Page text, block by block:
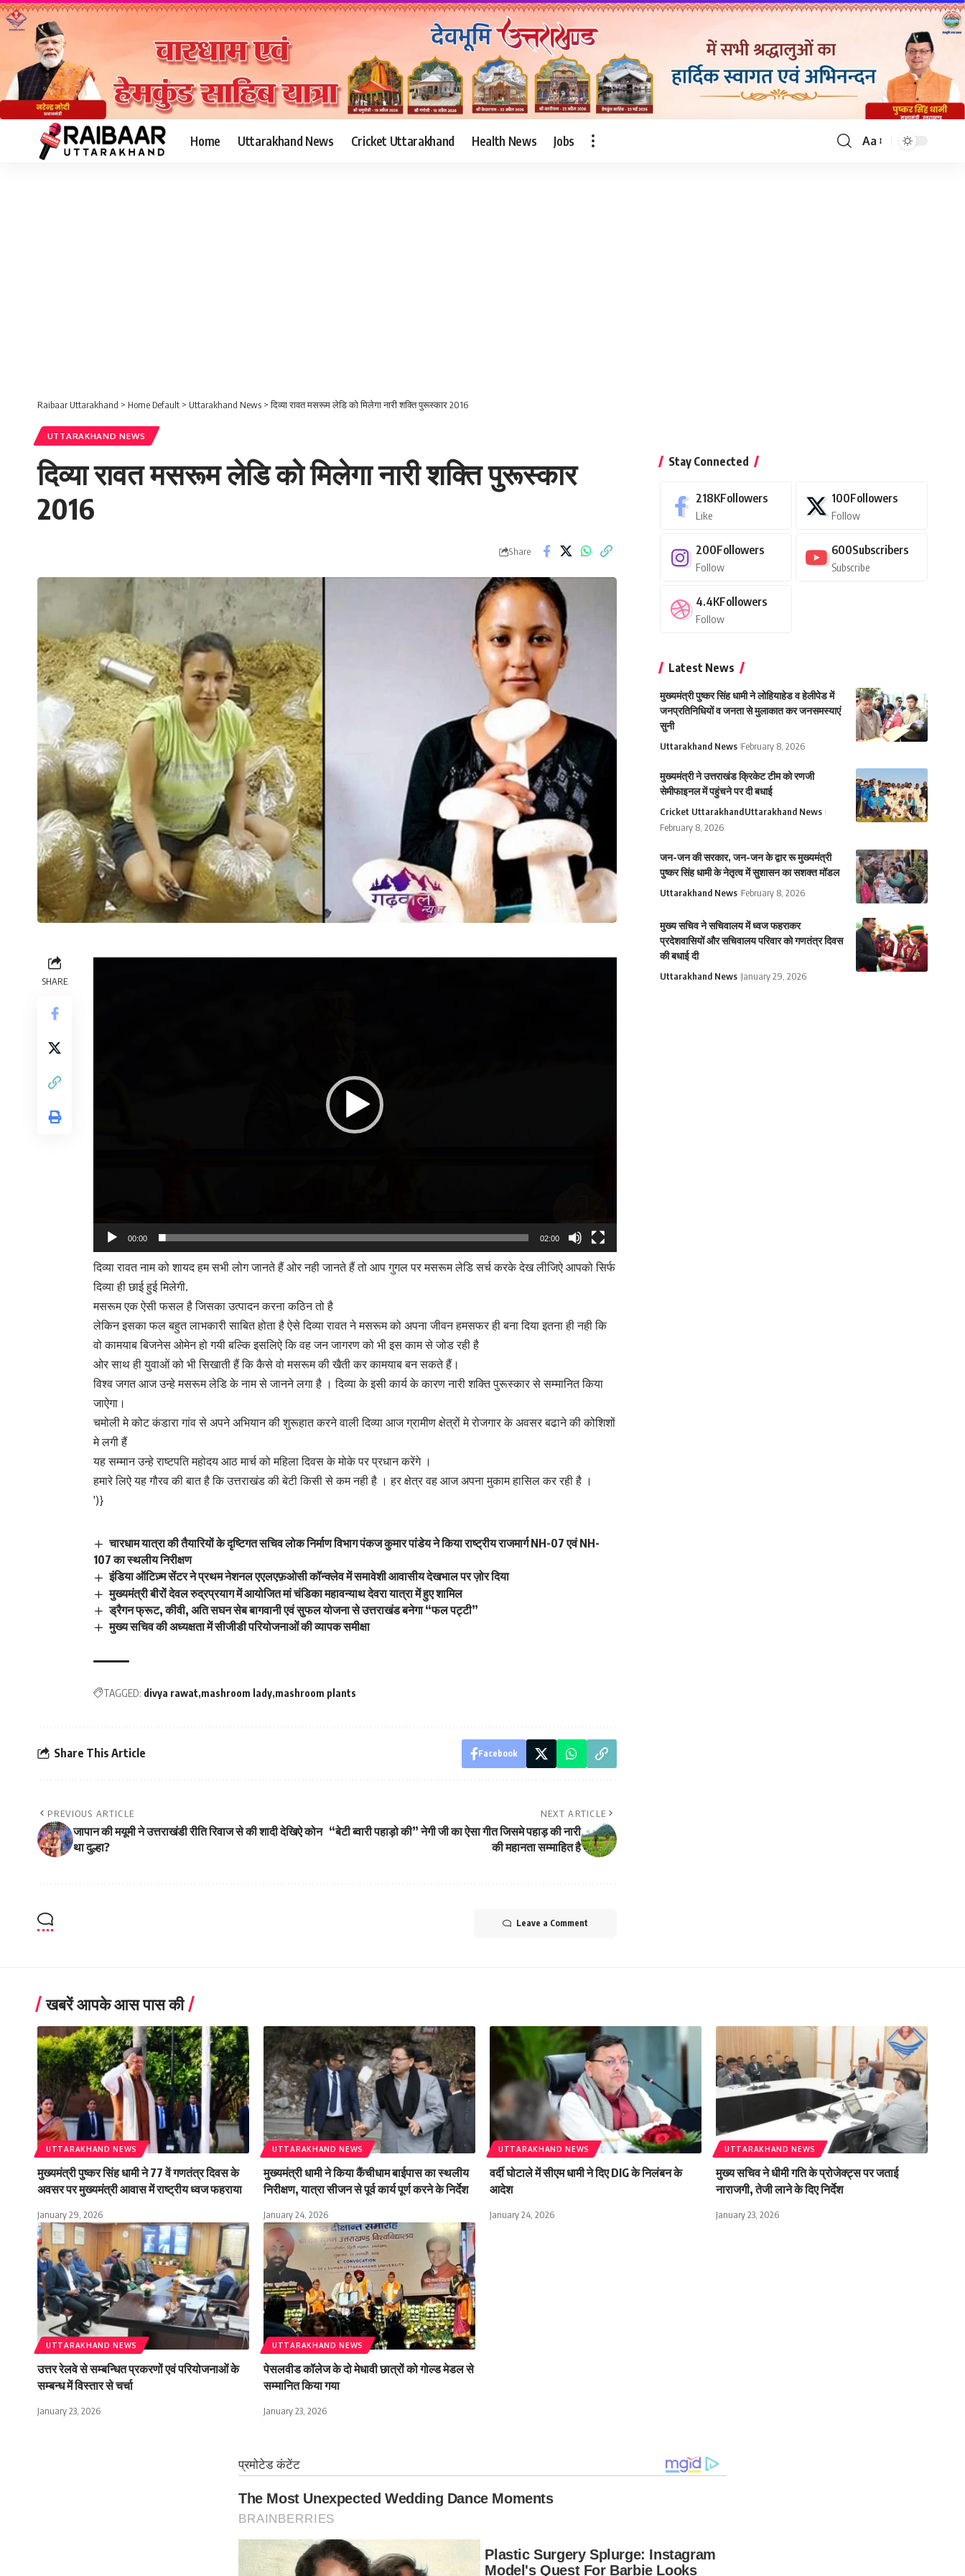
Home Uttarakhand News Cricket Uttarakhand Health News Jobs
Font
Aa
Raibaar Uttarakhand > Home Default > Uttarakhand News >दिव्या रावत मसरूम लेडि को मिलेगा नारी शक्ति पुरूस्कार 2016
UTTARAKHAND NEWS
दिव्या रावत मसरूम लेडि को मिलेगा नारी शक्ति पुरूस्कार
2016
Share
SHARE
00:00 02:00
दिव्या रावत नाम को शायद हम सभी लोग जानते हैं ओर नही जानते हैं तो आप गुगल पर मसरूम लेडि सर्च करके देख लीजिऐ आपको सिर्फ
दिव्या ही छाई हुई मिलेगी.
मसरूम एक ऐसी फसल है जिसका उत्पादन करना कठिन तो है
लेकिन इसका फल बहुत लाभकारी साबित होता है ऐसे दिव्या रावत ने मसरूम को अपना जीवन हमसफर ही बना दिया इतना ही नही कि
वो कामयाब बिजनेस ओमेन हो गयी बल्कि इसलिऐ कि वह जन जागरण को भी इस काम से जोड रही है
ओर साथ ही युवाओं को भी सिखाती हैं कि कैसे वो मसरूम की खैती कर कामयाब बन सकते हैं।
विश्व जगत आज उन्हे मसरूम लेडि के नाम से जानने लगा है । दिव्या के इसी कार्य के कारण नारी शक्ति पुरूस्कार से सम्मानित किया
जाऐगा।
चमोली मे कोट कंडारा गांव से अपने अभियान की शुरूहात करने वाली दिव्या आज ग्रामीण क्षेत्रों मे रोजगार के अवसर बढाने की कोशिशों
मे लगी हैं
यह सम्मान उन्हे राष्टपति महोदय आठ मार्च को महिला दिवस के मोके पर प्रधान करेंगे ।
हमारे लिऐ यह गौरव की बात है कि उत्तराखंड की बेटी किसी से कम नही है । हर क्षेत्र वह आज अपना मुकाम हासिल कर रही है ।
')}
चारधाम यात्रा की तैयारियों के दृष्टिगत सचिव लोक निर्माण विभाग पंकज कुमार पांडेय ने किया राष्ट्रीय राजमार्ग NH-07 एवं NH-
107 का स्थलीय निरीक्षण
इंडिया ऑटिज़्म सेंटर ने प्रथम नेशनल एएलएफ़ओसी कॉन्क्लेव में समावेशी आवासीय देखभाल पर ज़ोर दिया
मुख्यमंत्री बीरों देवल रुद्रप्रयाग में आयोजित मां चंडिका महावन्याथ देवरा यात्रा में हुए शामिल
ड्रैगन फ्रूट, कीवी, अति सघन सेब बागवानी एवं सुफल योजना से उत्तराखंड बनेगा “फल पट्टी”
मुख्य सचिव की अध्यक्षता में सीजीडी परियोजनाओं की व्यापक समीक्षा
TAGGED: divya rawat mashroom lady mashroom plants
Share This Article Facebook
PREVIOUS ARTICLE
जापान की मयूमी ने उत्तराखंडी रीति रिवाज से की शादी देखिऐ कोन
था दुल्हा?
NEXT ARTICLE
“बेटी ब्वारी पहाड़ो की” नेगी जी का ऐसा गीत जिसमे पहाड़ की नारी
की महानता सम्माहित है
Leave a Comment
Stay Connected
218KFollowers
Like
100Followers
Follow
200Followers
Follow
600Subscribers
Subscribe
4.4KFollowers
Follow
Latest News
मुख्यमंत्री पुष्कर सिंह धामी ने लोहियाहेड व हेलीपेड में
जनप्रतिनिधियों व जनता से मुलाकात कर जनसमस्याएं
सुनी
Uttarakhand News February 8, 2026
मुख्यमंत्री ने उत्तराखंड क्रिकेट टीम को रणजी
सेमीफाइनल में पहुंचने पर दी बधाई
Cricket UttarakhandUttarakhand News
February 8, 2026
जन-जन की सरकार, जन-जन के द्वार रू मुख्यमंत्री
पुष्कर सिंह धामी के नेतृत्व में सुशासन का सशक्त मॉडल
Uttarakhand News February 8, 2026
मुख्य सचिव ने सचिवालय में ध्वज फहराकर
प्रदेशवासियों और सचिवालय परिवार को गणतंत्र दिवस
की बधाई दी
Uttarakhand News January 29, 2026
खबरें आपके आस पास की
UTTARAKHAND NEWS
मुख्यमंत्री पुष्कर सिंह धामी ने 77 वें गणतंत्र दिवस के
अवसर पर मुख्यमंत्री आवास में राष्ट्रीय ध्वज फहराया
January 29, 2026
UTTARAKHAND NEWS
मुख्यमंत्री धामी ने किया कैंचीधाम बाईपास का स्थलीय
निरीक्षण, यात्रा सीजन से पूर्व कार्य पूर्ण करने के निर्देश
January 24, 2026
UTTARAKHAND NEWS
वर्दी घोटाले में सीएम धामी ने दिए DIG के निलंबन के
आदेश
January 24, 2026
UTTARAKHAND NEWS
मुख्य सचिव ने धीमी गति के प्रोजेक्ट्स पर जताई
नाराजगी, तेजी लाने के दिए निर्देश
January 23, 2026
UTTARAKHAND NEWS
उत्तर रेलवे से सम्बन्धित प्रकरणों एवं परियोजनाओं के
सम्बन्ध में विस्तार से चर्चा
January 23, 2026
UTTARAKHAND NEWS
पेसलवीड कॉलेज के दो मेधावी छात्रों को गोल्ड मेडल से
सम्मानित किया गया
January 23, 2026